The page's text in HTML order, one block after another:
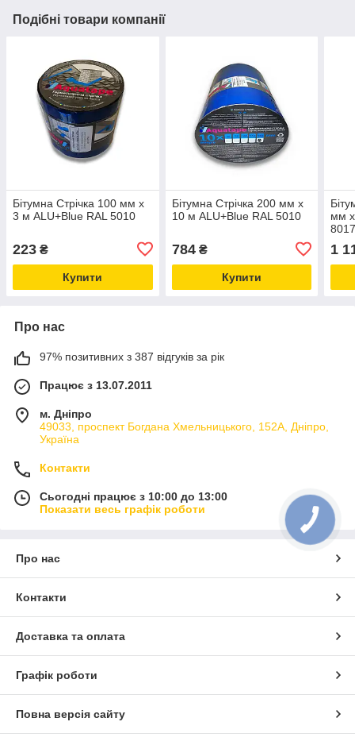
Подібні товари компанії
Бітумна Стрічка 100 мм х
3 м ALU+Blue RAL 5010
223 ₴
Купити
Бітумна Стрічка 200 мм х
10 м ALU+Blue RAL 5010
784₴
Купити
мм
1
Про нас
97% позитивних з 387 відгуків за рік
Працює з 13.07.2011
м. Дніпро
49033, проспект Богдана Хмельницького, 152А, Дніпро,
Україна
Контакти
Сьогодні працює з 10:00 до 13:00
Показати весь графік роботи
Про нас
Контакти
Доставка та оплата
Графік роботи
Повна версія сайту